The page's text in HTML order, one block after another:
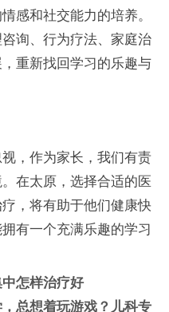
感和社交能力的培养。
询、行为疗法、家庭治
重新找回学习的乐趣与
，作为家长，我们有责
在太原，选择合适的医
，将有助于他们健康快
有一个充满乐趣的学习
怎样治疗好
总想着玩游戏？儿科专